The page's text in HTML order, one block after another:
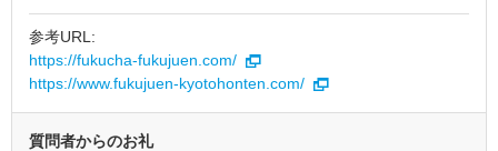
参考URL:
https://fukucha-fukujuen.com/
https://www.fukujuen-kyotohonten.com/
質問者からのお礼